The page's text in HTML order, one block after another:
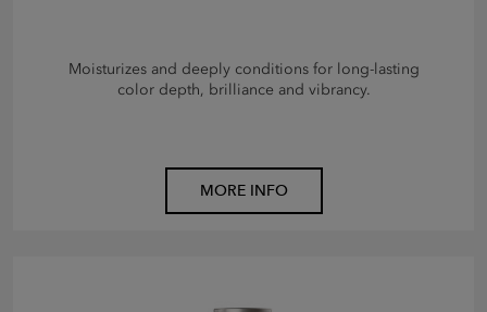
Moisturizes and deeply conditions for long-lasting
color depth, brilliance and vibrancy.
MORE INFO